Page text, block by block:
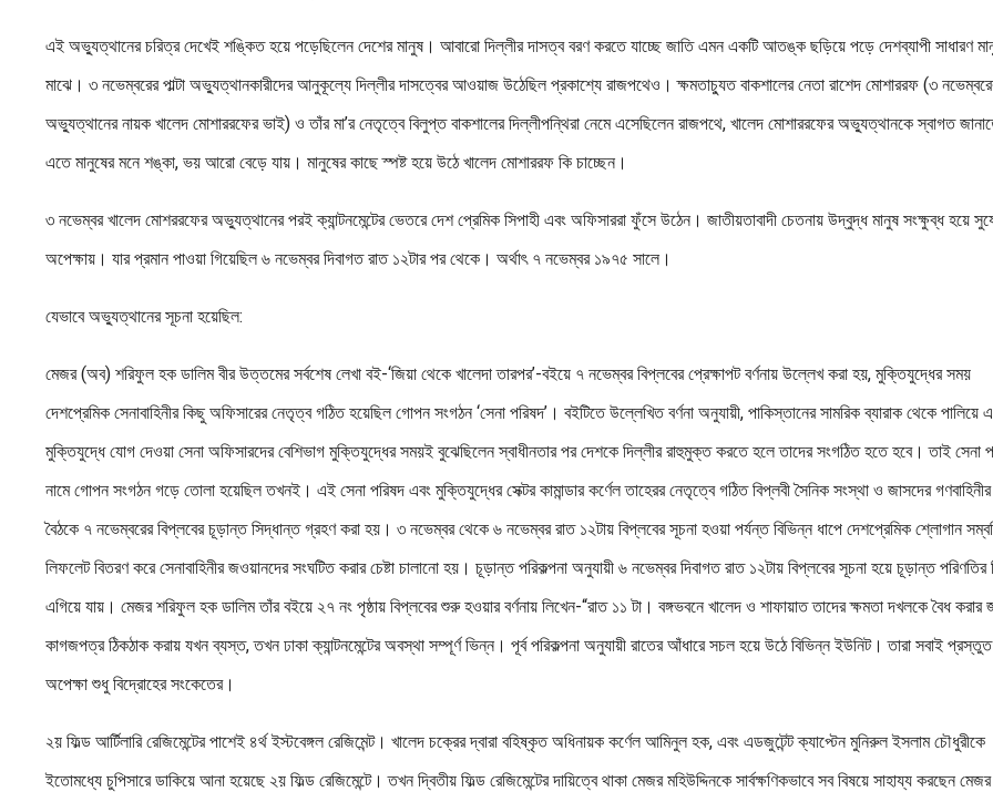
এই অভ্যুত্থানের চরিত্র দেখেই শঙ্কিত হয়ে পড়েছিলেন দেশের মানুষ। আবারো দিল্লীর দাসত্ব বরণ করতে যাচ্ছে জাতি এমন একটি আতঙ্ক ছড়িয়ে পড়ে দেশব্যাপী সাধারণ
মাঝে। ৩ নভেম্বরের পাল্টা অভ্যুত্থানকারীদের আনুকূল্যে দিল্লীর দাসত্বের আওয়াজ উঠেছিল প্রকাশ্যে রাজপথেও। ক্ষমতাচ্যুত বাকশালের নেতা রাশেদ মোশাররফ (৩
অভ্যুত্থানের নায়ক খালেদ মোশাররফের ভাই) ও তাঁর মা’র নেতৃত্বে বিলুপ্ত বাকশালের দিল্লীপন্থিরা নেমে এসেছিলেন রাজপথে, খালেদ মোশাররফের অভ্যুত্থানকে স্বাগত
এতে মানুষের মনে শঙ্কা, ভয় আরো বেড়ে যায়। মানুষের কাছে স্পষ্ট হয়ে উঠে খালেদ মোশাররফ কি চাচ্ছেন।
৩ নভেম্বর খালেদ মোশররফের অভ্যুত্থানের পরই ক্যান্টনমেন্টের ভেতরে দেশ প্রেমিক সিপাহী এবং অফিসাররা ফুঁসে উঠেন। জাতীয়তাবাদী চেতনায় উদ্বুদ্ধ মানুষ সংক্ষুব্ধ হয়ে
অপেক্ষায়। যার প্রমান পাওয়া গিয়েছিল ৬ নভেম্বর দিবাগত রাত ১২টার পর থেকে। অর্থাৎ ৭ নভেম্বর ১৯৭৫ সালে।
যেভাবে অভ্যুত্থানের সূচনা হয়েছিল:
মেজর (অব) শরিফুল হক ডালিম বীর উত্তমের সর্বশেষ লেখা বই-‘জিয়া থেকে খালেদা তারপর’-বইয়ে ৭ নভেম্বর বিপ্লবের প্রেক্ষাপট বর্ণনায় উল্লেখ করা হয়, মুক্তিযুদ্ধের সময়
দেশপ্রেমিক সেনাবাহিনীর কিছু অফিসারের নেতৃত্ব গঠিত হয়েছিল গোপন সংগঠন ‘সেনা পরিষদ’। বইটিতে উল্লেখিত বর্ণনা অনুযায়ী, পাকিস্তানের সামরিক ব্যারাক থেকে পালিয়ে
মুক্তিযুদ্ধে যোগ দেওয়া সেনা অফিসারদের বেশিভাগ মুক্তিযুদ্ধের সময়ই বুঝেছিলেন স্বাধীনতার পর দেশকে দিল্লীর রাহুমুক্ত করতে হলে তাদের সংগঠিত হতে হবে। তাই সেনা
নামে গোপন সংগঠন গড়ে তোলা হয়েছিল তখনই। এই সেনা পরিষদ এবং মুক্তিযুদ্ধের সেক্টর কামান্ডার কর্ণেল তাহেরর নেতৃত্বে গঠিত বিপ্লবী সৈনিক সংস্থা ও জাসদের
বৈঠকে ৭ নভেম্বরের বিপ্লবের চূড়ান্ত সিদ্ধান্ত গ্রহণ করা হয়। ৩ নভেম্বর থেকে ৬ নভেম্বর রাত ১২টায় বিপ্লবের সূচনা হওয়া পর্যন্ত বিভিন্ন ধাপে দেশপ্রেমিক শ্লোগান
লিফলেট বিতরণ করে সেনাবাহিনীর জওয়ানদের সংঘটিত করার চেষ্টা চালানো হয়। চূড়ান্ত পরিকল্পনা অনুযায়ী ৬ নভেম্বর দিবাগত রাত ১২টায় বিপ্লবের সূচনা হয়ে চূড়ান্ত পরিণতির
এগিয়ে যায়। মেজর শরিফুল হক ডালিম তাঁর বইয়ে ২৭ নং পৃষ্ঠায় বিপ্লবের শুরু হওয়ার বর্ণনায় লিখেন-“রাত ১১ টা। বঙ্গভবনে খালেদ ও শাফায়াত তাদের ক্ষমতা দখলকে বৈধ করার
কাগজপত্র ঠিকঠাক করায় যখন ব্যস্ত, তখন ঢাকা ক্যান্টনমেন্টের অবস্থা সম্পূর্ণ ভিন্ন। পূর্ব পরিকল্পনা অনুযায়ী রাতের আঁধারে সচল হয়ে উঠে বিভিন্ন ইউনিট। তারা সবাই
অপেক্ষা শুধু বিদ্রোহের সংকেতের।
২য় ফিল্ড আর্টিলারি রেজিমেন্টের পাশেই ৪র্থ ইস্টবেঙ্গল রেজিমেন্ট। খালেদ চক্রের দ্বারা বহিষ্কৃত অধিনায়ক কর্ণেল আমিনুল হক, এবং এডজুটেন্ট ক্যাপ্টেন মুনিরুল ইসলাম চৌধুরীকে
ইতোমধ্যে চুপিসারে ডাকিয়ে আনা হয়েছে ২য় ফিল্ড রেজিমেন্টে। তখন দ্বিতীয় ফিল্ড রেজিমেন্টের দায়িত্বে থাকা মেজর মহিউদ্দিনকে সার্বক্ষণিকভাবে সব বিষয়ে সাহায্য করছেন মেজর